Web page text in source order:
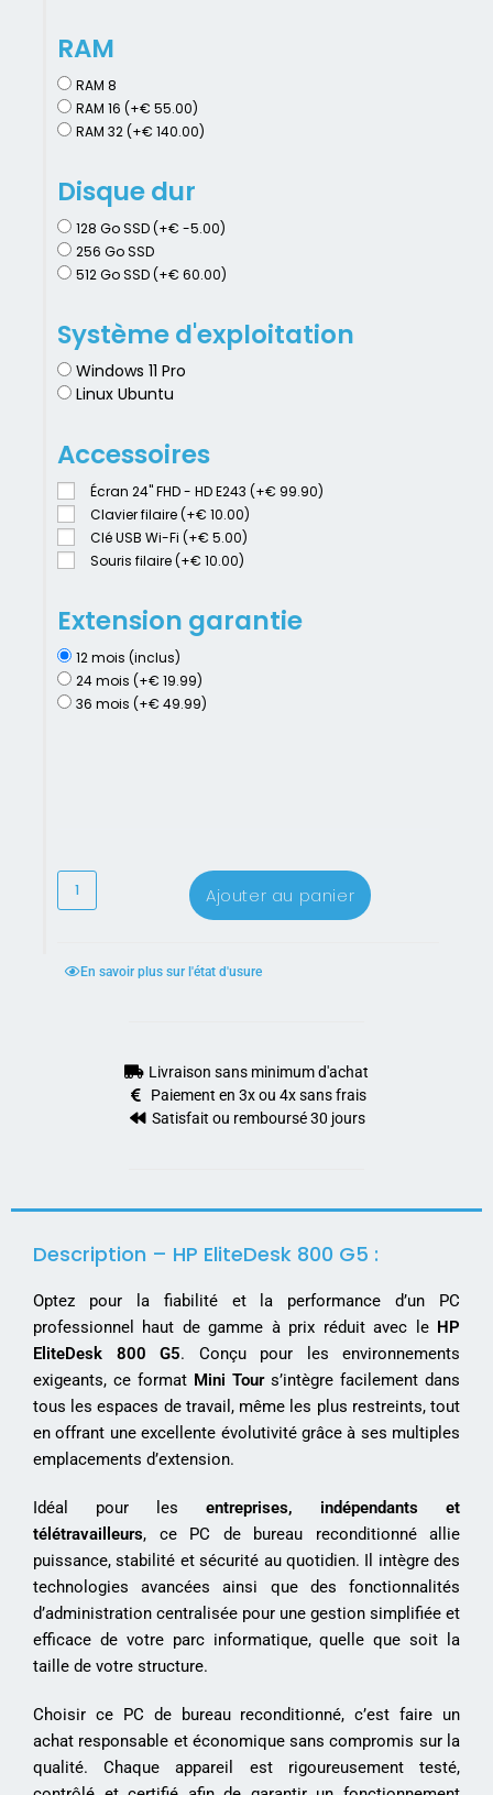
RAM
RAM 8
RAM 16 (+€ 55.00)
RAM 32 (+€ 140.00)
Disque dur
128 Go SSD (+€ -5.00)
256 Go SSD
512 Go SSD (+€ 60.00)
Système d'exploitation
Windows 11 Pro
Linux Ubuntu
Accessoires
Écran 24" FHD - HD E243 (+€ 99.90)
Clavier filaire (+€ 10.00)
Clé USB Wi-Fi (+€ 5.00)
Souris filaire (+€ 10.00)
Extension garantie
12 mois (inclus)
24 mois (+€ 19.99)
36 mois (+€ 49.99)
Ajouter au panier
En savoir plus sur l'état d'usure
Livraison sans minimum d'achat
Paiement en 3x ou 4x sans frais
Satisfait ou remboursé 30 jours
Description – HP EliteDesk 800 G5 :
Optez pour la fiabilité et la performance d’un PC
professionnel haut de gamme à prix réduit avec le HP
EliteDesk 800 G5. Conçu pour les environnements
exigeants, ce format Mini Tours’intègre facilement dans
tous les espaces de travail, même les plus restreints, tout
en offrant une excellente évolutivité grâce à ses multiples
emplacements d’extension.
Idéal pour les entreprises, indépendants et
télétravailleurs, ce PC de bureau reconditionné allie
puissance, stabilité et sécurité au quotidien. Il intègre des
technologies avancées ainsi que des fonctionnalités
d’administration centralisée pour une gestion simplifiée et
efficace de votre parc informatique, quelle que soit la
taille de votre structure.
Choisir ce PC de bureau reconditionné, c’est faire un
achat responsable et économique sans compromis sur la
qualité. Chaque appareil est rigoureusement testé,